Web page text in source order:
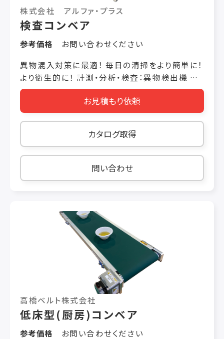
株式会社 アルファ・プラス
検査コンベア
参考価格
お問い合わせください
異物混入対策に最適！ 毎日の清掃をより簡単に！
より衛生的に！ 計測・分析・検査：異物検出機 設
備機器・技術・部品：LED照明 衛生対策・管理：異
物混入対策製品 エンジニアリング：工場設計・設
備エンジニアリング 食品製造・加工（食肉・水産
物）：異物除去装置 ■製品・技術・サービスの概
要 清掃性を重視し、丸パイプフレーム・ベルト簡
易脱着・トラフ形状（カスタマイズ）を採用するこ
とで、清掃しやすいサニタリー仕様に致しました。
また、調光式LEDにより明るさを調整することで、
チで簡単にベルトの取り外しが可能 特長③ SUS
パイプフレームを採用し清掃性を重視
お見積もり依頼
カタログ取得
問い合わせ
高橋ベルト株式会社
低床型(厨房)コンベア
参考価格
お問い合わせください